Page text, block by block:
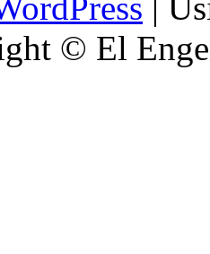
|
© El